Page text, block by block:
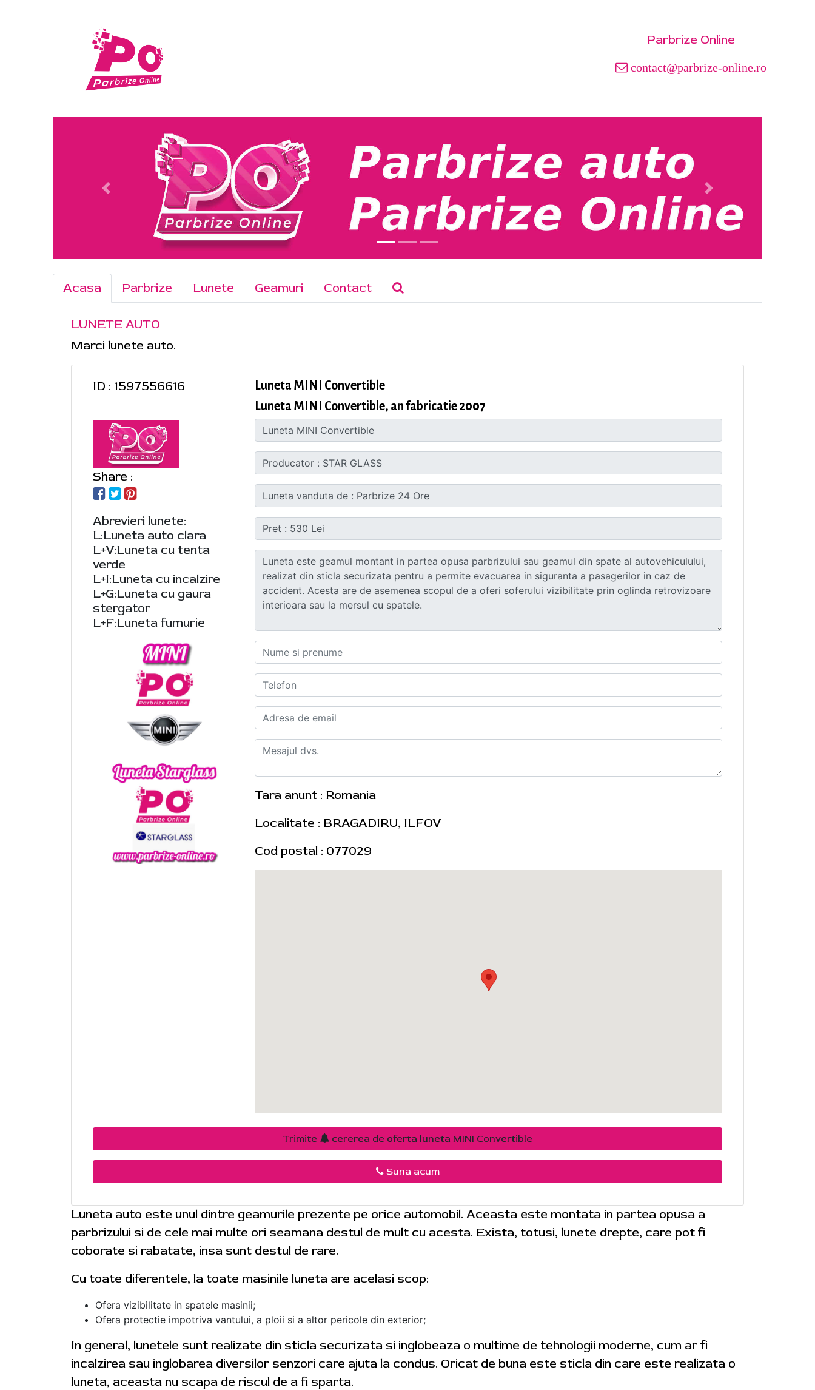
Parbrize Online
contact@parbrize-online.ro
Acasa Parbrize Lunete Geamuri Contact
LUNETE AUTO
Marci lunete auto.
ID : 1597556616
Share :
Abrevieri lunete:
L:Luneta auto clara
L+V:Luneta cu tenta
verde
L+I:Luneta cu incalzire
L+G:Luneta cu gaura
stergator
L+F:Luneta fumurie
Luneta MINI Convertible
Luneta MINI Convertible, an fabricatie 2007
Tara anunt : Romania
Localitate : BRAGADIRU, ILFOV
Cod postal : 077029
Trimite cererea de oferta luneta MINI Convertible
Suna acum
Luneta auto este unul dintre geamurile prezente pe orice automobil. Aceasta este montata in partea opusa a
parbrizului si de cele mai multe ori seamana destul de mult cu acesta. Exista, totusi, lunete drepte, care pot fi
coborate si rabatate, insa sunt destul de rare.
Cu toate diferentele, la toate masinile luneta are acelasi scop:
Ofera vizibilitate in spatele masinii;
Ofera protectie impotriva vantului, a ploii si a altor pericole din exterior;
In general, lunetele sunt realizate din sticla securizata si inglobeaza o multime de tehnologii moderne, cum ar fi
incalzirea sau inglobarea diversilor senzori care ajuta la condus. Oricat de buna este sticla din care este realizata o
luneta, aceasta nu scapa de riscul de a fi sparta.